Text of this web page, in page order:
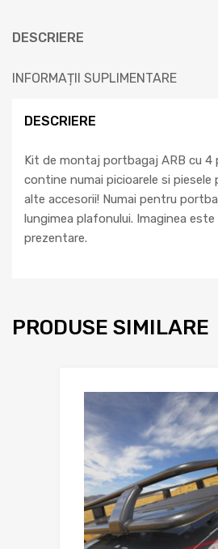
DESCRIERE
INFORMAȚII SUPLIMENTARE
DESCRIERE
Kit de montaj portbagaj ARB cu 4
contine numai picioarele si
alte accesorii! Numai pentru
lungimea plafonului. Imaginea
prezentare.
PRODUSE SIMILARE